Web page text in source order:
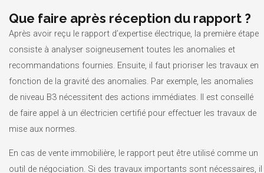
Que faire après réception du rapport ?
Après avoir reçu le rapport d’expertise électrique, la première étape
consiste à analyser soigneusement toutes les anomalies et
recommandations fournies. Ensuite, il faut prioriser les travaux en
fonction de la gravité des anomalies. Par exemple, les anomalies
de niveau B3 nécessitent des actions immédiates. Il est conseillé
de faire appel à un électricien certifié pour effectuer les travaux de
mise aux normes.
En cas de vente immobilière, le rapport peut être utilisé comme un
outil de négociation. Si des travaux importants sont nécessaires, il